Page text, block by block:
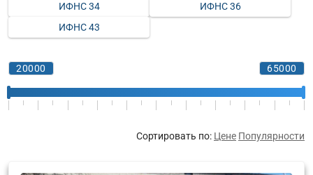
ИФНС 34
ИФНС 36
ИФНС 43
Сортировать по: Цене Популярности